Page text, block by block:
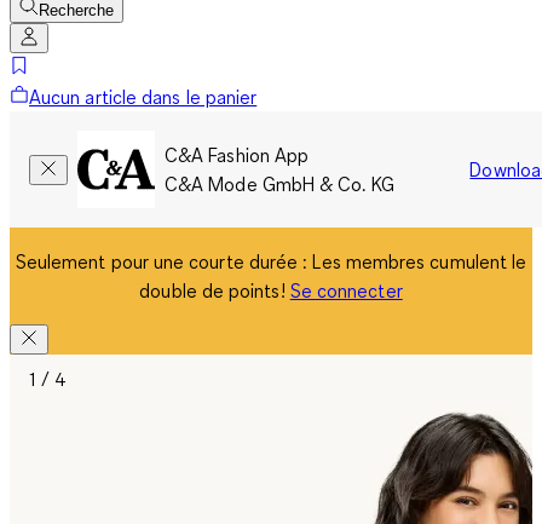
Recherche
Aucun article dans le panier
C&A Fashion App
C&A Mode GmbH & Co. KG
Seulement pour une courte durée : Les membres cumulent le
double de points! Se connecter
1 / 4